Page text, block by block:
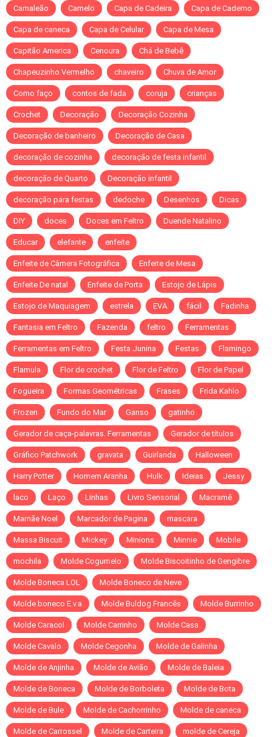
Camaleão Camelo Capa de Cadeira Capa de Caderno
Capa de caneca Capa de Celular Capa de Mesa
Capitão America Cenoura Chá de Bebê
Chapeuzinho Vermelho chaveiro Chuva de Amor
Como faço contos de fada coruja crianças
Crochet Decoração Decoração Cozinha
Decoração de banheiro Decoração de Casa
decoração de cozinha decoração de festa infantil
decoração de Quarto Decoração infantil
decoração para festas dedoche Desenhos Dicas
DIY doces Doces em Feltro Duende Natalino
Educar elefante enfeite
Enfeite de Câmera Fotográfica Enfeite de Mesa
Enfeite De natal Enfeite de Porta Estojo de Lápis
Estojo de Maquiagem estrela EVA fácil Fadinha
Fantasia em Feltro Fazenda feltro Ferramentas
Ferramentas em Feltro Festa Junina Festas Flamingo
Flamula Flor de crochet Flor de Feltro Flor de Papel
Fogueira Formas Geométricas Frases Frida Kahlo
Frozen Fundo do Mar Ganso gatinho
Gerador de caça-palavras. Ferramentas Gerador de títulos
Gráfico Patchwork gravata Guirlanda Halloween
Harry Potter Homem Aranha Hulk Ideias Jessy
laco Laço Linhas Livro Sensorial Macramê
Mamãe Noel Marcador de Pagina mascara
Massa Biscuit Mickey Minions Minnie Mobile
mochila Molde Cogumelo Molde Biscoitinho de Gengibre
Molde Boneca LOL Molde Boneco de Neve
Molde boneco E.v.a Molde Buldog Francês Molde Burrinho
Molde Caracol Molde Carrinho Molde Casa
Molde Cavalo Molde Cegonha Molde de Galinha
Molde de Anjinha Molde de Avião Molde de Baleia
Molde de Boneca Molde de Borboleta Molde de Bota
Molde de Bule Molde de Cachorrinho Molde de caneca
Molde de Carrossel Molde de Carteira molde de Cereja